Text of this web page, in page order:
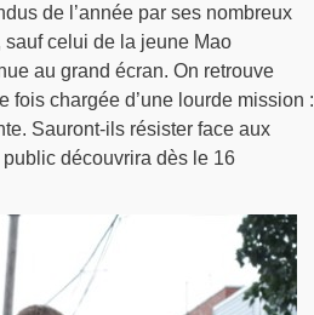
de l’année par ses nombreux
celui de la jeune Mao
au grand écran. On retrouve
fois chargée d’une lourde mission :
Sauront-ils résister face aux
découvrira dès le 16